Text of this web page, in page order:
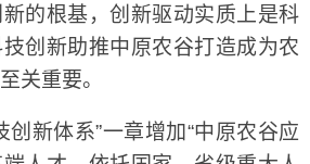
根基，创新驱动实质上是科
创新助推中原农谷打造成为农
关重要。
新体系”一章增加“中原农谷应